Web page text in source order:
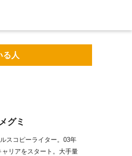
る人
グミ
スコピーライター。03年
リアをスタート。大手量